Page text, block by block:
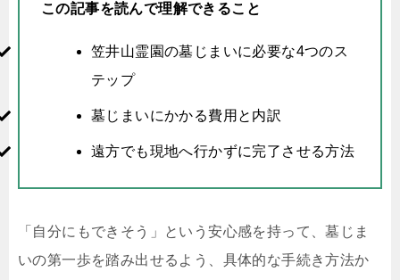
この記事を読んで理解できること
笠井山霊園の墓じまいに必要な4つのス
テップ
墓じまいにかかる費用と内訳
遠方でも現地へ行かずに完了させる方法
「自分にもできそう」という安心感を持って、墓じま
いの第一歩を踏み出せるよう、具体的な手続き方法か